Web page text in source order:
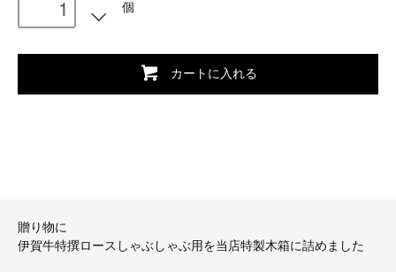
個
カートに入れる
贈り物に
伊賀牛特撰ロースしゃぶしゃぶ用を当店特製木箱に詰めました